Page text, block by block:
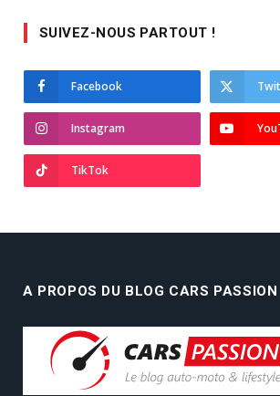
SUIVEZ-NOUS PARTOUT !
Facebook
Instagram
TikTok
A PROPOS DU BLOG CARS PASSION